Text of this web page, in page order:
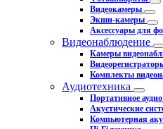
Видеокамеры
Экшн-камеры
Аксессуары для
Видеонаблюдение
Камеры
Комплекты
Аудиотехника
Портативное аудио
Акустические
Компьютерная